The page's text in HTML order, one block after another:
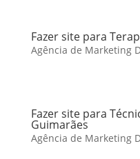
Fazer site para
Agência de Marketing
Fazer site para
Guimarães
Agência de Marketing